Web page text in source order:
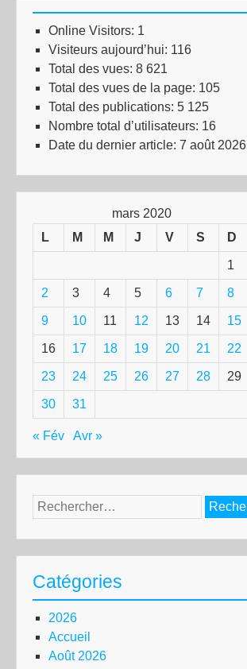
Online Visitors: 1
Visiteurs aujourd’hui: 116
Total des vues: 8 621
Total des vues de la page: 105
Total des publications: 5 125
Nombre total d’utilisateurs: 16
Date du dernier article: 7 août 2026
mars 2020
L
M M J V S D
1
2 3 4 5 6 7 8
9 10 11 12 13 14 15
16 17 18 19 20 21 22
23 24 25 26 27 28 29
30 31
« Fév Avr »
Rechercher :
Catégories
2026
Accueil
Août 2026